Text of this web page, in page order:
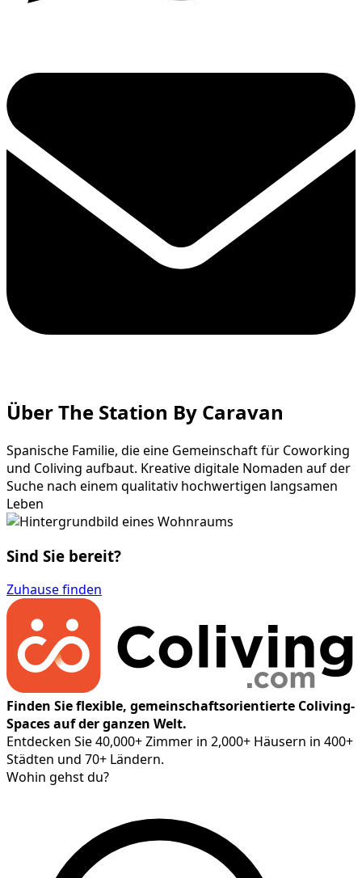
Über The Station By Caravan
Spanische Familie, die eine Gemeinschaft für Coworking
und Coliving aufbaut. Kreative digitale Nomaden auf der
Suche nach einem qualitativ hochwertigen langsamen
Leben
Sind Sie bereit?
Zuhause finden
Finden Sie flexible, gemeinschaftsorientierte Coliving-
Spaces auf der ganzen Welt.
Entdecken Sie 40,000+ Zimmer in 2,000+ Häusern in 400+
Städten und 70+ Ländern.
Wohin gehst du?